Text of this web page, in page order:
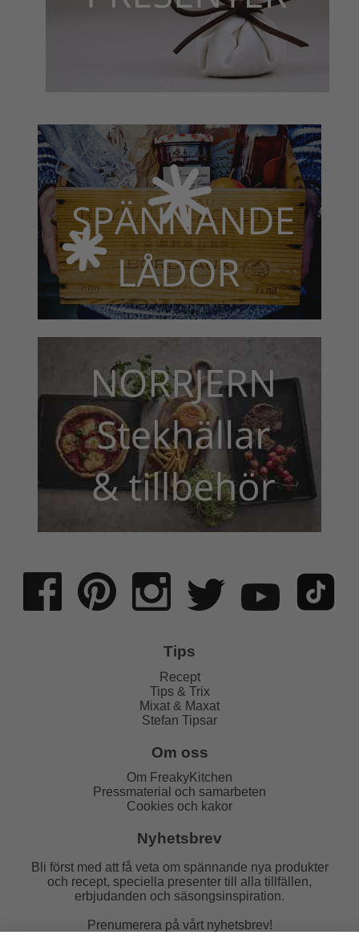
Tips
Recept
Tips & Trix
Mixat & Maxat
Stefan Tipsar
Om oss
Om FreakyKitchen
Pressmaterial och samarbeten
Cookies och kakor
Nyhetsbrev
Bli först med att få veta om spännande nya produkter
och recept, speciella presenter till alla tillfällen,
erbjudanden och säsongsinspiration.
Prenumerera på vårt nyhetsbrev!